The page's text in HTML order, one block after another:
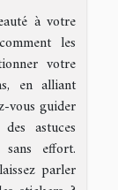
à votre
les
votre
en alliant
vous guider
astuces
effort.
parler